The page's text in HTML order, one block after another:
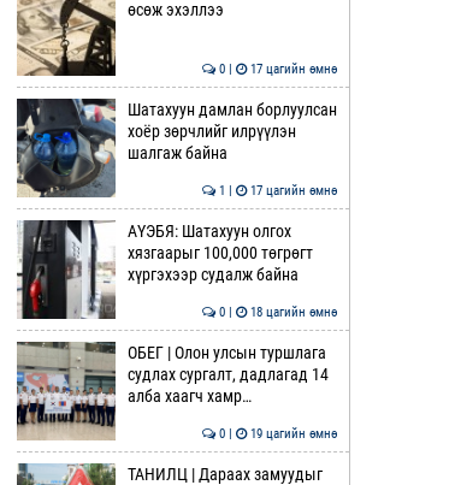
өсөж эхэллээ
0 | 17 цагийн өмнө
Шатахуун дамлан борлуулсан
хоёр зөрчлийг илрүүлэн
шалгаж байна
1 | 17 цагийн өмнө
АҮЭБЯ: Шатахуун олгох
хязгаарыг 100,000 төгрөгт
хүргэхээр судалж байна
0 | 18 цагийн өмнө
ОБЕГ | Олон улсын туршлага
судлах сургалт, дадлагад 14
алба хаагч хамр…
0 | 19 цагийн өмнө
ТАНИЛЦ | Дараах замуудыг